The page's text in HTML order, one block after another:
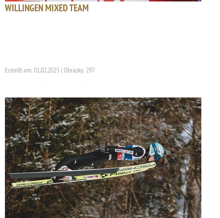
WILLINGEN MIXED TEAM
Erstellt am: 01.02.2025 | Obrázky: 297